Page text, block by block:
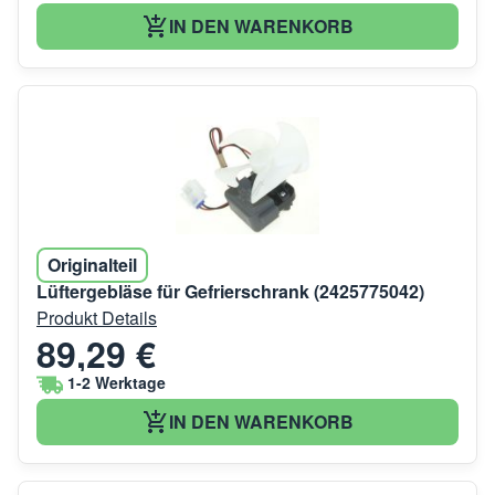
IN DEN WARENKORB
Originalteil
Lüftergebläse für Gefrierschrank (2425775042)
Produkt Details
89,29 €
1-2 Werktage
IN DEN WARENKORB